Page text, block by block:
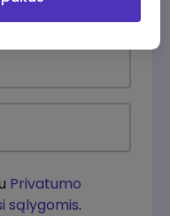
Privatumo
sąlygomis.